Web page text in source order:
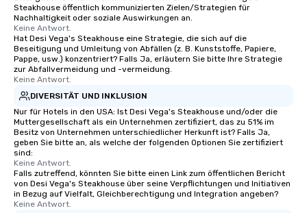
New Orleans, we combine creativity,
local expertise, and trusted on-the-
ground support to bring each event to
life.
Steakhouse öffentlich kommunizierten Zielen/Strategien für
Nachhaltigkeit oder soziale Auswirkungen an.
Keine Antwort.
Hat Desi Vega's Steakhouse eine Strategie, die sich auf die
Beseitigung und Umleitung von Abfällen (z. B. Kunststoffe, Papiere,
Pappe, usw.) konzentriert? Falls Ja, erläutern Sie bitte Ihre Strategie
zur Abfallvermeidung und -vermeidung.
Keine Antwort.
DIVERSITÄT UND INKLUSION
Nur für Hotels in den USA: Ist Desi Vega's Steakhouse und/oder die
Muttergesellschaft als ein Unternehmen zertifiziert, das zu 51% im
Besitz von Unternehmen unterschiedlicher Herkunft ist? Falls Ja,
geben Sie bitte an, als welche der folgenden Optionen Sie zertifiziert
sind:
Keine Antwort.
Falls zutreffend, könnten Sie bitte einen Link zum öffentlichen Bericht
von Desi Vega's Steakhouse über seine Verpflichtungen und Initiativen
in Bezug auf Vielfalt, Gleichberechtigung und Integration angeben?
Keine Antwort.